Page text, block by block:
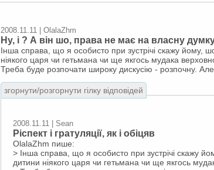
2008.11.11 | OlalaZhm
Ну, і ? А він шо, права не має на власну
Інша справа, що я особисто при зустрічі скажу йому,
ніякого царя чи гетьмана чи ще якгось мудака
Треба буде розпочати широку дискусію - розпочну.
згорнути/розгорнути гілку відповідей
2008.11.11 | Sean
Ріспект і гратуляції, як і обіцяв
OlalaZhm пише:
> Інша справа, що я особисто при зустрічі скажу
дитини ніякого царя чи гетьмана чи ще якгось